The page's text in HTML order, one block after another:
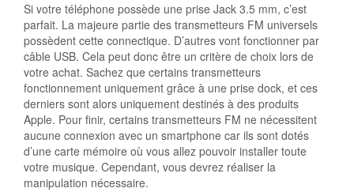
Si votre téléphone possède une prise Jack 3.5 mm, c’est
parfait. La majeure partie des transmetteurs FM universels
possèdent cette connectique. D’autres vont fonctionner par
câble USB. Cela peut donc être un critère de choix lors de
votre achat. Sachez que certains transmetteurs
fonctionnement uniquement grâce à une prise dock, et ces
derniers sont alors uniquement destinés à des produits
Apple. Pour finir, certains transmetteurs FM ne nécessitent
aucune connexion avec un smartphone car ils sont dotés
d’une carte mémoire où vous allez pouvoir installer toute
votre musique. Cependant, vous devrez réaliser la
manipulation nécessaire.